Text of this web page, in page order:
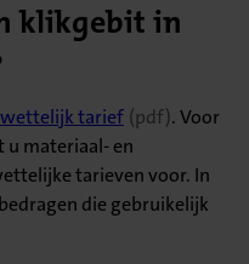
klikgebit in
in nieuw tabblad)
wettelijk tarief (pdf). Voor
materiaal- en
tarieven voor. In
die gebruikelijk